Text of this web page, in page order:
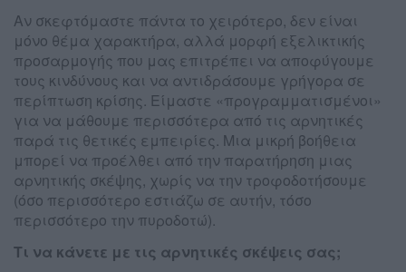
Αν σκεφτόμαστε πάντα το χειρότερο, δεν είναι
μόνο θέμα χαρακτήρα, αλλά μορφή εξελικτικής
προσαρμογής που μας επιτρέπει να αποφύγουμε
τους κινδύνους και να αντιδράσουμε γρήγορα σε
περίπτωση κρίσης. Είμαστε «προγραμματισμένοι»
για να μάθουμε περισσότερα από τις αρνητικές
παρά τις θετικές εμπειρίες. Μια μικρή βοήθεια
μπορεί να προέλθει από την παρατήρηση μιας
αρνητικής σκέψης, χωρίς να την τροφοδοτήσουμε
(όσο περισσότερο εστιάζω σε αυτήν, τόσο
περισσότερο την πυροδοτώ).
Τι να κάνετε με τις αρνητικές σκέψεις σας;